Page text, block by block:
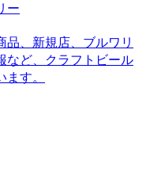
ー
品、新規店、ブルワリ
など、クラフトビール
す。